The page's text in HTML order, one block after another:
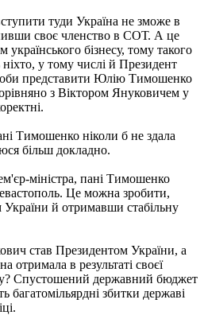
туди Україна не зможе в
своє членство в СОТ. А це
українського бізнесу, тому такого
у тому числі й Президент
представити Юлію Тимошенко
з Віктором Януковичем у
Тимошенко ніколи б не здала
більш докладно.
міністра, пані Тимошенко
Це можна зробити,
й отримавши стабільну
став Президентом України, а
в результаті своєї
Спустошений державний бюджет
багатомільярдні збитки державі